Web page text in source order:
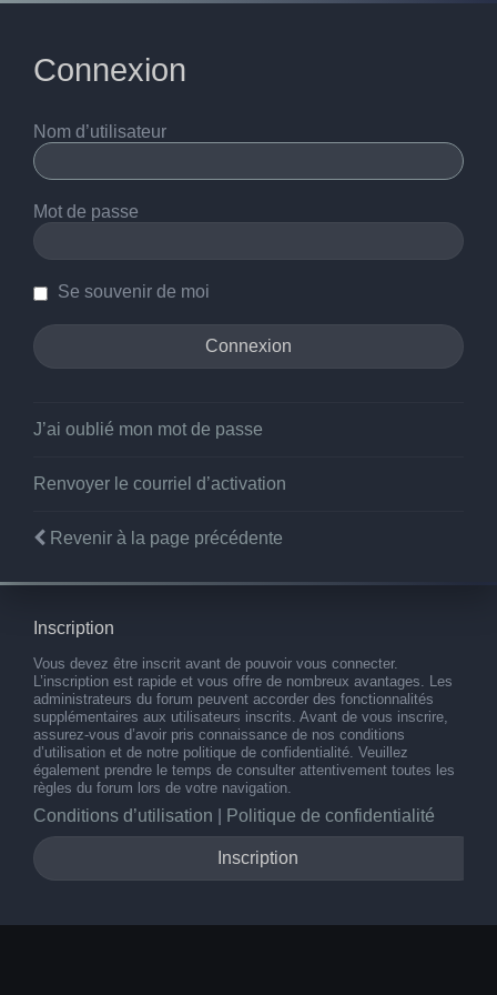
Connexion
Nom d’utilisateur
Mot de passe
Se souvenir de moi
J’ai oublié mon mot de passe
Renvoyer le courriel d’activation
Revenir à la page précédente
Inscription
Vous devez être inscrit avant de pouvoir vous connecter.
L’inscription est rapide et vous offre de nombreux avantages. Les
administrateurs du forum peuvent accorder des fonctionnalités
supplémentaires aux utilisateurs inscrits. Avant de vous inscrire,
assurez-vous d’avoir pris connaissance de nos conditions
d’utilisation et de notre politique de confidentialité. Veuillez
également prendre le temps de consulter attentivement toutes les
règles du forum lors de votre navigation.
Conditions d’utilisation Politique de confidentialité
Inscription